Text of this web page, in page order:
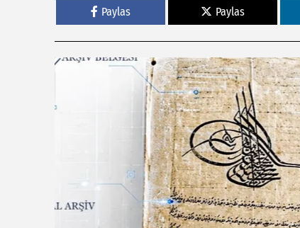
Paylas Paylas